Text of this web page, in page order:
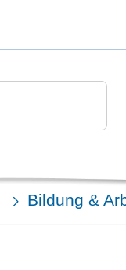
Bildung &